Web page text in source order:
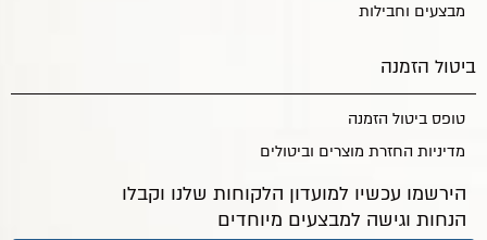
מבצעים וחבילות
ביטול הזמנה
טופס ביטול הזמנה
מדיניות החזרת מוצרים וביטולים
הירשמו עכשיו למועדון הלקוחות שלנו וקבלו
הנחות וגישה למבצעים מיוחדים